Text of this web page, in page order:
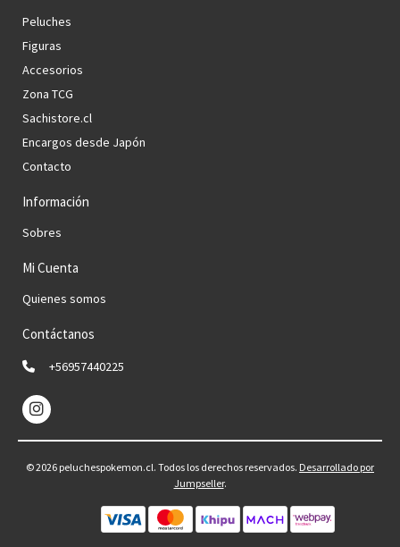
Peluches
Figuras
Accesorios
Zona TCG
Sachistore.cl
Encargos desde Japón
Contacto
Información
Sobres
Mi Cuenta
Quienes somos
Contáctanos
+56957440225
© 2026 peluchespokemon.cl. Todos los derechos reservados. Desarrollado por
Jumpseller.